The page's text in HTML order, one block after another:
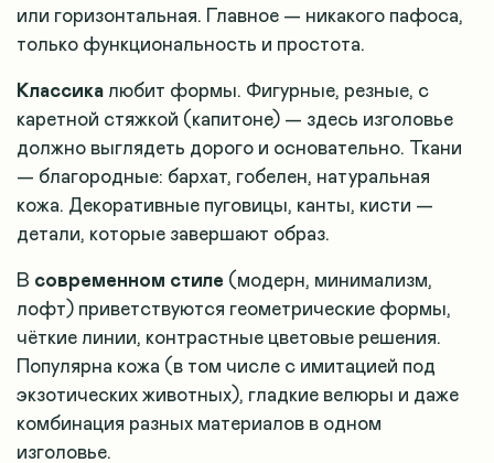
или горизонтальная. Главное — никакого пафоса,
только функциональность и простота.
Классика любит формы. Фигурные, резные, с
каретной стяжкой (капитоне) — здесь изголовье
должно выглядеть дорого и основательно. Ткани
— благородные: бархат, гобелен, натуральная
кожа. Декоративные пуговицы, канты, кисти —
детали, которые завершают образ.
В современном стиле (модерн, минимализм,
лофт) приветствуются геометрические формы,
чёткие линии, контрастные цветовые решения.
Популярна кожа (в том числе с имитацией под
экзотических животных), гладкие велюры и даже
комбинация разных материалов в одном
изголовье.